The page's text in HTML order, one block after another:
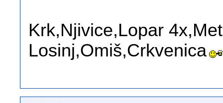
Krk,Njivice,Lopar
Losinj,Omiš,Crkvenica